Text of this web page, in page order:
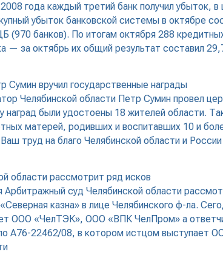
года каждый третий банк получил убыток,
убыток банковской системы в октябре
(970 банков). По итогам октября 288
— за октябрь их общий результат составил
Сумин вручил государственные награды
Челябинской области Петр Сумин провел
были удостоены 18 жителей области.
матерей, родивших и воспитавших 10 и
труд на благо Челябинской области и
области рассмотрит ряд исков
Арбитражный суд Челябинской области
казна» в лице Челябинского ф-ла.
ООО «ЧелТЭК», ООО «ВПК ЧелПром» а
А76-22462/08, в котором истцом выступает